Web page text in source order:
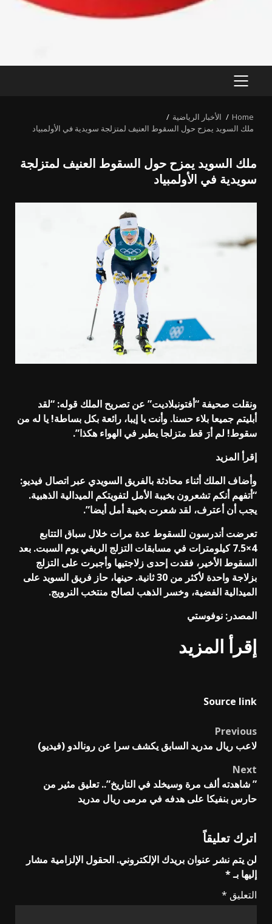
PRIMARY
Home
الأخبار الرياضية
ملك السويد يمزح حول السقوط العنيف لمتزلجة سويدية في الأولمبياد
ملك السويد يمزح حول السقوط العنيف لمتزلجة
سويدية في الأولمبياد
ونقلت صحيفة “أفتونبلاديت” عن تصريح الملك قوله: “لقد
أبليتم جميعا بلاء حسنا. وأنت يا إيبا، رائعة بكل بساطة! يا له من
سقوط! لم أرَ قط متزلجا يطير في الهواء هكذا”.
إقرأ المزيد
وأضاف الملك أثناء محادثة بالفريق السويدي عبر اتصال فيديو:
“أتفهم أنكم تشعرون بخيبة الأمل لتفويتكم الميدالية الذهبية.
يجب أن أعترف، لقد شعرت بخيبة أمل أيضا”.
تعرضت أندرسون للسقوط عدة مرات خلال سباق التتابع
4×7.5 كيلومترات في مسابقات التزلج الريفي يوم السبت. بعد
السقوط الأخير، فقدت إحدى زلاجتيها وأجبرت على التزلج
بزلاجة واحدة لأكثر من 30 ثانية. حينها، حاز فريق السويد على
الميدالية الفضية، وخسر الذهب لصالح منتخب النرويج.
المصدر: نوفوستي
إقرأ المزيد
Source link
Post
navigation
Previous
لاعب ريال مدريد السابق يكشف سرا عن رونالدو (فيديو)
Next
” شاهدته ألف مرة وسيخلد في التاريخ”.. تعليق مثير من
حارس بنفيكا على هدفه في مرمى ريال مدريد
اترك تعليقاً
لن يتم نشر عنوان بريدك الإلكتروني. الحقول الإلزامية مشار
إليها بـ*
التعليق *